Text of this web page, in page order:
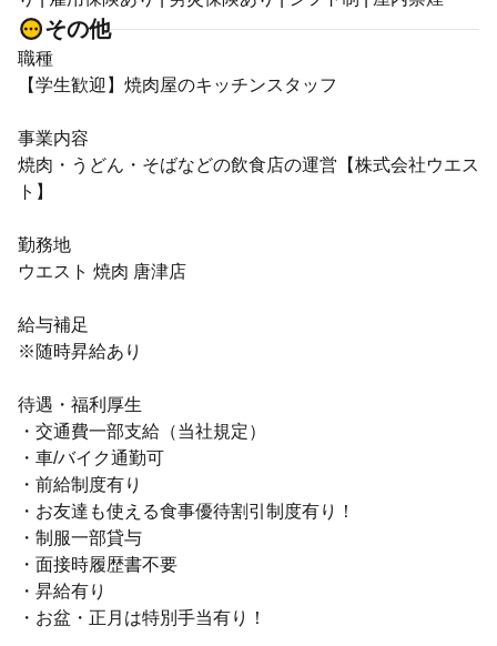
その他
職種
【学生歓迎】焼肉屋のキッチンスタッフ
事業内容
焼肉・うどん・そばなどの飲食店の運営【株式会社ウエス
ト】
勤務地
ウエスト 焼肉 唐津店
給与補足
※随時昇給あり
待遇・福利厚生
・交通費一部支給（当社規定）
・車/バイク通勤可
・前給制度有り
・お友達も使える食事優待割引制度有り！
・制服一部貸与
・面接時履歴書不要
・昇給有り
・お盆・正月は特別手当有り！